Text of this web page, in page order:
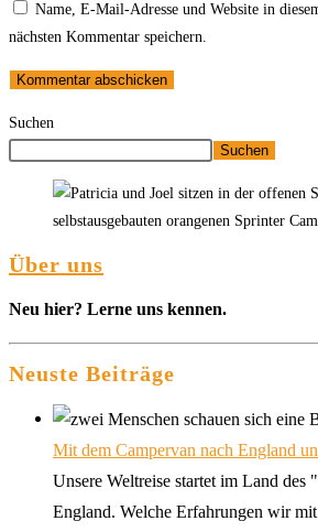
Name, E-Mail-Adresse und Website in
nächsten Kommentar speichern.
Suchen
Suchen
Über uns
Neu hier? Lerne uns kennen.
Neuste Beiträge
Mit dem Campervan nach England
Unsere Weltreise startet im Land des
England. Welche Erfahrungen wir